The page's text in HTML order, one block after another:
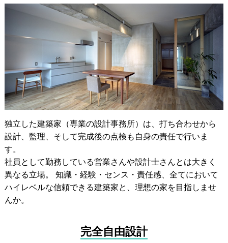
独立した建築家（専業の設計事務所）は、打ち合わせから
設計、監理、そして完成後の点検も自身の責任で行いま
す。
社員として勤務している営業さんや設計士さんとは大きく
異なる立場。 知識・経験・センス・責任感、全てにおいて
ハイレベルな信頼できる建築家と、理想の家を目指しませ
んか。
完全自由設計